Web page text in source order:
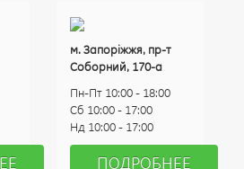
м. Запоріжжя, пр-т
Соборний, 170-а
Пн-Пт 10:00 - 18:00
Cб 10:00 - 17:00
Нд 10:00 - 17:00
ПОДРОБНЕЕ